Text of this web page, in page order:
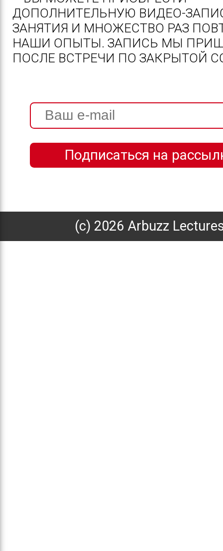
ДОПОЛНИТЕЛЬНУЮ ВИДЕО-
ЗАНЯТИЯ И МНОЖЕСТВО РАЗ
НАШИ ОПЫТЫ. ЗАПИСЬ МЫ
ПОСЛЕ ВСТРЕЧИ ПО ЗАКРЫТОЙ
(с) 2026 Arbuzz